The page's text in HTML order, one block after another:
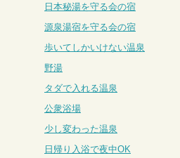
日本秘湯を守る会の宿
源泉湯宿を守る会の宿
歩いてしかいけない温泉
野湯
タダで入れる温泉
公衆浴場
少し変わった温泉
日帰り入浴で夜中OK